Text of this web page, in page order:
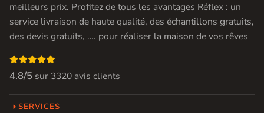
meilleurs prix. Profitez de tous les avantages Réflex : un
service livraison de haute qualité, des échantillons gratuits,
des devis gratuits, …. pour réaliser la maison de vos rêves

4.8/5 sur 3320 avis clients
SERVICES